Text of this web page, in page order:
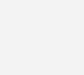
Niederlassung
noch